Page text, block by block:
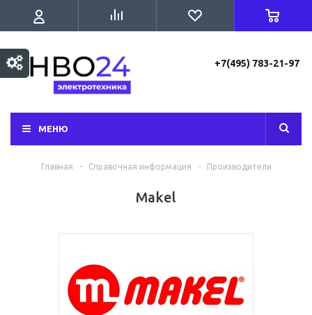
+7(495) 783-21-97
МЕНЮ
Главная - Справочная информация - Производители
Makel